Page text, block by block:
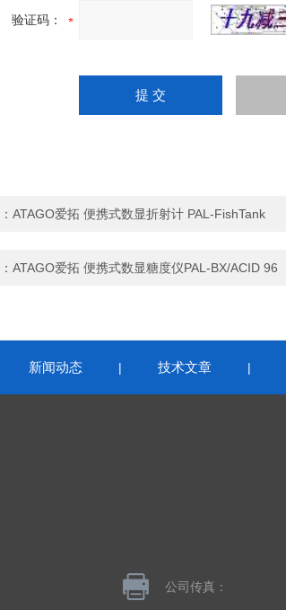
验证码：
ATAGO爱拓 便携式数显折射计 PAL-FishTank
ATAGO爱拓 便携式数显糖度仪PAL-BX/ACID 96
新闻动态 | 技术文章 |
公司传真：